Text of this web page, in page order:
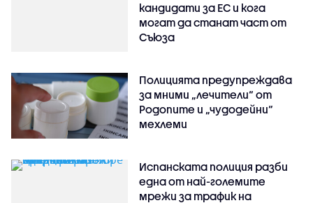
кандидати за ЕС и кога
могат да станат част от
Съюза
Полицията предупреждава
за мними „лечители“ от
Родопите и „чудодейни“
мехлеми
Испанската полиция разби
една от най-големите
мрежи за трафик на